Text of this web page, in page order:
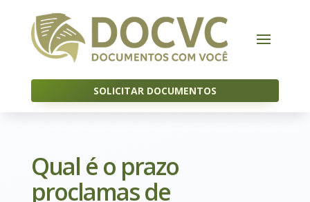
SOLICITAR DOCUMENTOS
Qual é o prazo
proclamas de